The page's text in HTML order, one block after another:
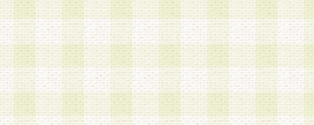
手段により登録情報の対象者が会員登録者本人で
の内容が正確であること、アンケートの回答内容
うことができるものとます。
6.会員は、会員登録後当社が定期的に行う登録情
して、当社指定の期間内に更新手続きを行うもの
該期間内に更新手続きを行わない場合、その時点
発行したポイントは失効されるものとします。